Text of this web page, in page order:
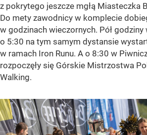
z pokrytego jeszcze mgłą Miasteczka
Do mety zawodnicy w komplecie
w godzinach wieczornych. Pół godziny
o 5:30 na tym samym dystansie
w ramach Iron Runu. A o 8:30 w
rozpoczęły się Górskie Mistrzostwa
Walking.